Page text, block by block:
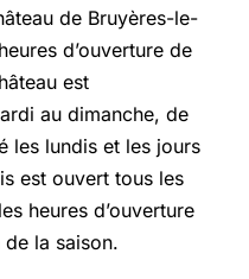
de Bruyères-le-
d’ouverture de
est
au dimanche, de
les lundis et les jours
est ouvert tous les
heures d’ouverture
la saison.